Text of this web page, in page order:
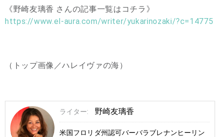
《野崎友璃香 さんの記事一覧はコチラ》
https://www.el-aura.com/writer/yukarinozaki/?c=14775
（トップ画像／ハレイヴァの海）
ライター: 野崎友璃香
米国フロリダ州認可バーバラブレナンヒーリン